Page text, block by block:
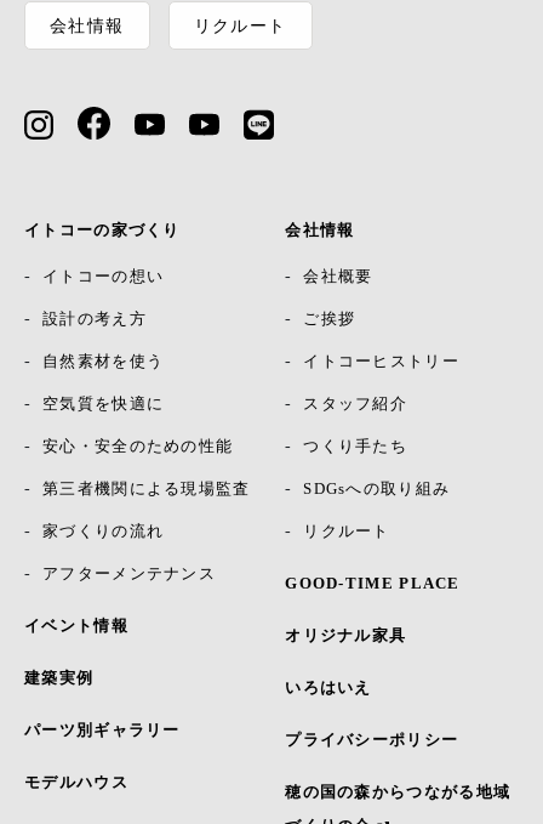
会社情報 リクルート
イトコーの家づくり
イトコーの想い
設計の考え方
自然素材を使う
空気質を快適に
安心・安全のための性能
第三者機関による現場監査
家づくりの流れ
アフターメンテナンス
イベント情報
建築実例
パーツ別ギャラリー
モデルハウス
会社情報
会社概要
ご挨拶
イトコーヒストリー
スタッフ紹介
つくり手たち
SDGsへの取り組み
リクルート
GOOD-TIME PLACE
オリジナル家具
いろはいえ
プライバシーポリシー
穂の国の森からつながる地域